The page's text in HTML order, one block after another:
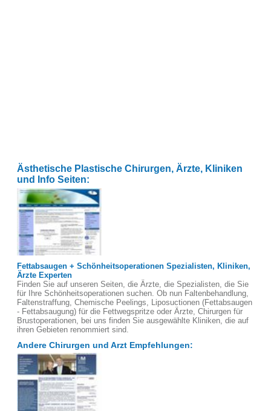
Ästhetische Plastische Chirurgen, Ärzte, Kliniken
und Info Seiten:
Fettabsaugen + Schönheitsoperationen Spezialisten, Kliniken,
Ärzte Experten
Finden Sie auf unseren Seiten, die Ärzte, die Spezialisten, die Sie
für Ihre Schönheitsoperationen suchen. Ob nun Faltenbehandlung,
Faltenstraffung, Chemische Peelings, Liposuctionen (Fettabsaugen
- Fettabsaugung) für die Fettwegspritze oder Ärzte, Chirurgen für
Brustoperationen, bei uns finden Sie ausgewählte Kliniken, die auf
ihren Gebieten renommiert sind.
Andere Chirurgen und Arzt Empfehlungen: